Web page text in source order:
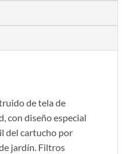
de tela de
con diseño especial
del cartucho por
jardín. Filtros